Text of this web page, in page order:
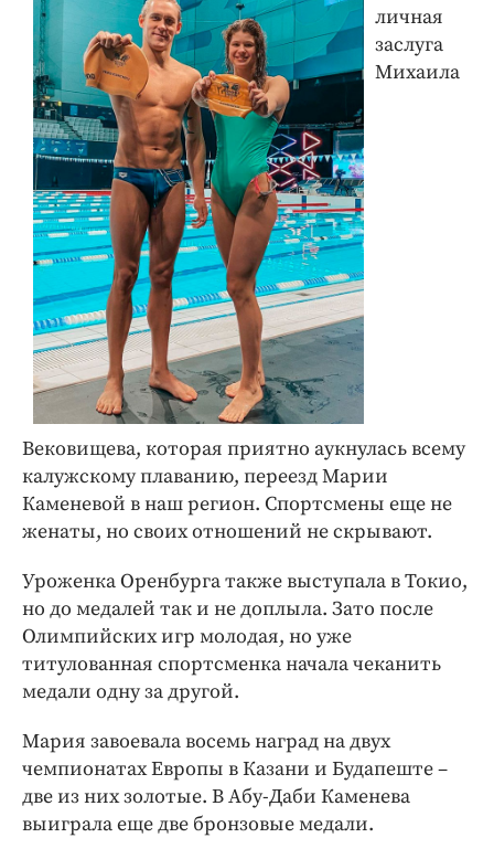
личная
заслуга
Михаила
Вековищева, которая приятно аукнулась всему
калужскому плаванию, переезд Марии
Каменевой в наш регион. Спортсмены еще не
женаты, но своих отношений не скрывают.
Уроженка Оренбурга также выступала в Токио,
но до медалей так и не доплыла. Зато после
Олимпийских игр молодая, но уже
титулованная спортсменка начала чеканить
медали одну за другой.
Мария завоевала восемь наград на двух
чемпионатах Европы в Казани и Будапеште –
две из них золотые. В Абу-Даби Каменева
выиграла еще две бронзовые медали.